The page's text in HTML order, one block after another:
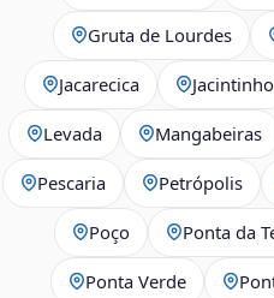
Gruta de Lourdes
Jacarecica Jacintinho
Levada Mangabeiras
Pescaria Petrópolis
Poço Ponta da
Ponta Verde